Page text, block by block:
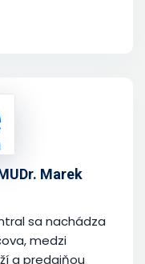
Marek
sa nachádza
medzi
a predajňou